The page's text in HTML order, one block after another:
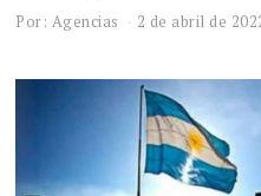
Por: Agencias 2 de abril de